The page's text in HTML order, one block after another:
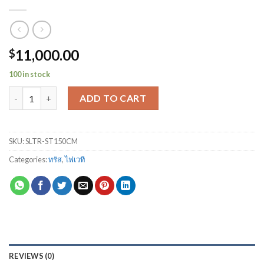
$11,000.00
100 in stock
ADD TO CART
SKU:SLTR-ST150CM
Categories:ทรัส,ไฟเวที
REVIEWS (0)